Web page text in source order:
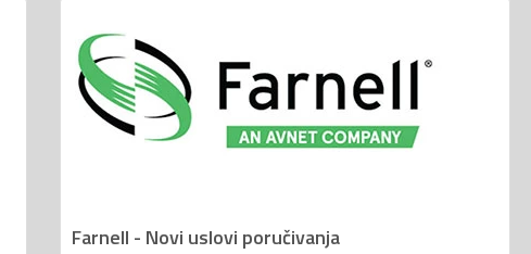
Farnell - Novi uslovi poručivanja